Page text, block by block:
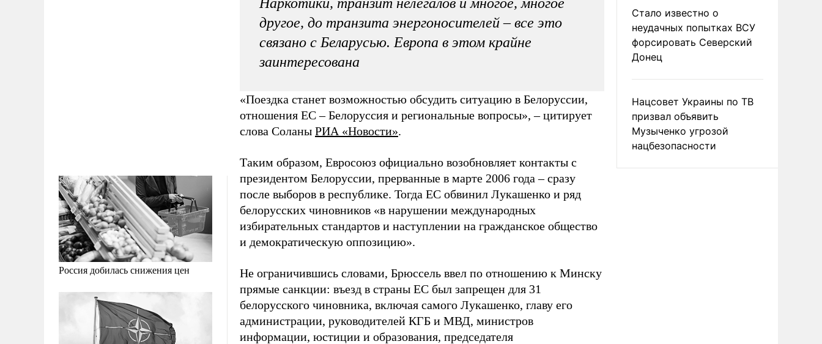
Россия добилась снижения цен
другое, до транзита энергоносителей – все это
связано с Беларусью. Европа в этом крайне
заинтересована
«Поездка станет возможностью обсудить ситуацию в Белоруссии,
отношения ЕС – Белоруссия и региональные вопросы», – цитирует
слова Соланы РИА «Новости».
Таким образом, Евросоюз официально возобновляет контакты с
президентом Белоруссии, прерванные в марте 2006 года – сразу
после выборов в республике. Тогда ЕС обвинил Лукашенко и ряд
белорусских чиновников «в нарушении международных
избирательных стандартов и наступлении на гражданское общество
и демократическую оппозицию».
Не ограничившись словами, Брюссель ввел по отношению к Минску
прямые санкции: въезд в страны ЕС был запрещен для 31
белорусского чиновника, включая самого Лукашенко, главу его
администрации, руководителей КГБ и МВД, министров
информации, юстиции и образования, председателя
Стало известно о
неудачных попытках ВСУ
форсировать Северский
Донец
Нацсовет Украины по ТВ
призвал объявить
Музыченко угрозой
нацбезопасности